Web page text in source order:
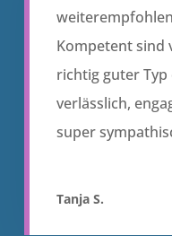
Kompetent sind
richtig guter
verlässlich,
super
Tanja S.